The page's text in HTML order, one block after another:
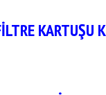
KARTUŞU